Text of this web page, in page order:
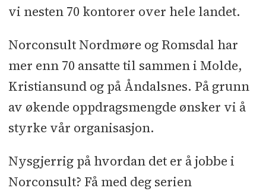
vi nesten 70 kontorer over hele landet.
Norconsult Nordmøre og Romsdal har
mer enn 70 ansatte til sammen i Molde,
Kristiansund og på Åndalsnes. På grunn
av økende oppdragsmengde ønsker vi å
styrke vår organisasjon.
Nysgjerrig på hvordan det er å jobbe i
Norconsult? Få med deg serien